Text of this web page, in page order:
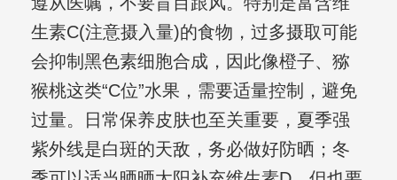
生素C(注意摄入量)的食物，过多摄取可能
会抑制黑色素细胞合成，因此像橙子、猕
猴桃这类“C位”水果，需要适量控制，避免
过量。日常保养皮肤也至关重要，夏季强
紫外线是白斑的天敌，务必做好防晒；冬